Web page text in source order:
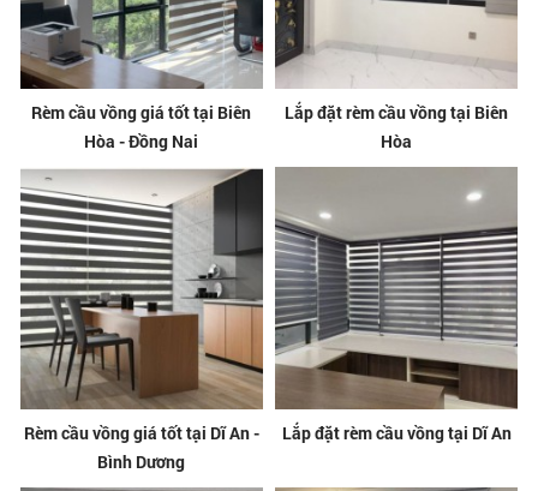
Rèm cầu vồng giá tốt tại Biên
Hòa - Đồng Nai
Lắp đặt rèm cầu vồng tại Biên
Hòa
Rèm cầu vồng giá tốt tại Dĩ An -
Bình Dương
Lắp đặt rèm cầu vồng tại Dĩ An